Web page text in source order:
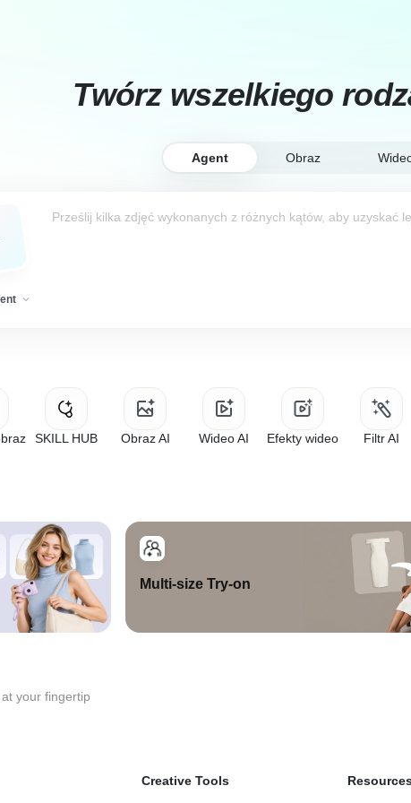
Twórz wszelkiego
Agent Obraz
SKILL HUB Obraz AI Wideo AI Efekty wideo Filtr AI
Multi-size Try-on
your fingertip
Creative Tools